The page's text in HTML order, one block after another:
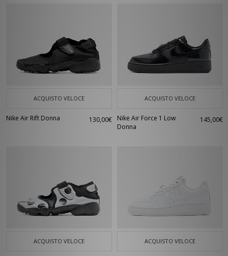
ACQUISTO VELOCE
Nike Air Rift Donna 130,00€
ACQUISTO VELOCE
Nike Air Force 1 Low
Donna
145,00€
ACQUISTO VELOCE ACQUISTO VELOCE